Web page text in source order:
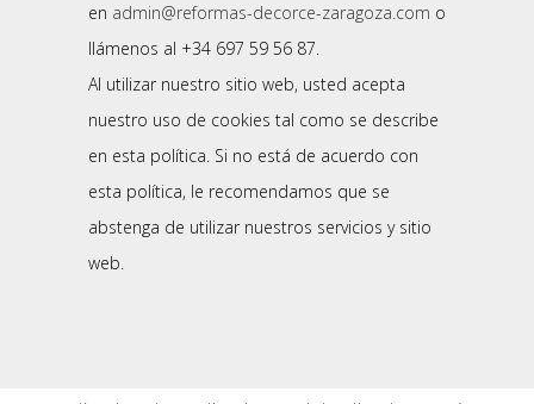
en admin@reformas-decorce-zaragoza.com o
llámenos al +34 697 59 56 87.
Al utilizar nuestro sitio web, usted acepta
nuestro uso de cookies tal como se describe
en esta política. Si no está de acuerdo con
esta política, le recomendamos que se
abstenga de utilizar nuestros servicios y sitio
web.